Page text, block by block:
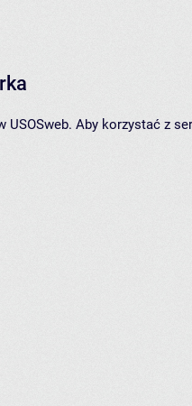
USOSweb. Aby korzystać z